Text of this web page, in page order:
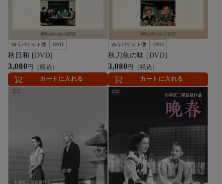
ゆうパケット便 DVD
秋日和 [DVD]
3,080円（税込）
カートに入れる
ゆうパケット便 DVD
秋刀魚の味 [DVD]
3,080円（税込）
カートに入れる